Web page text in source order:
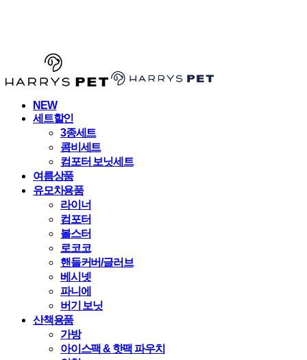
NEW
세트할인
3종세트
콤비세트
컴포터 보닛세트
여름상품
유모차용품
라이너
컴포터
볼스터
로코코
핸들커버/글러브
베시넷
파니에
버기 보닛
산책용품
가방
아이스팩 & 핫팩 파우치